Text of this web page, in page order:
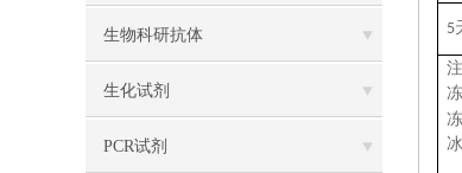
生物科研抗体
生化试剂
PCR试剂
5